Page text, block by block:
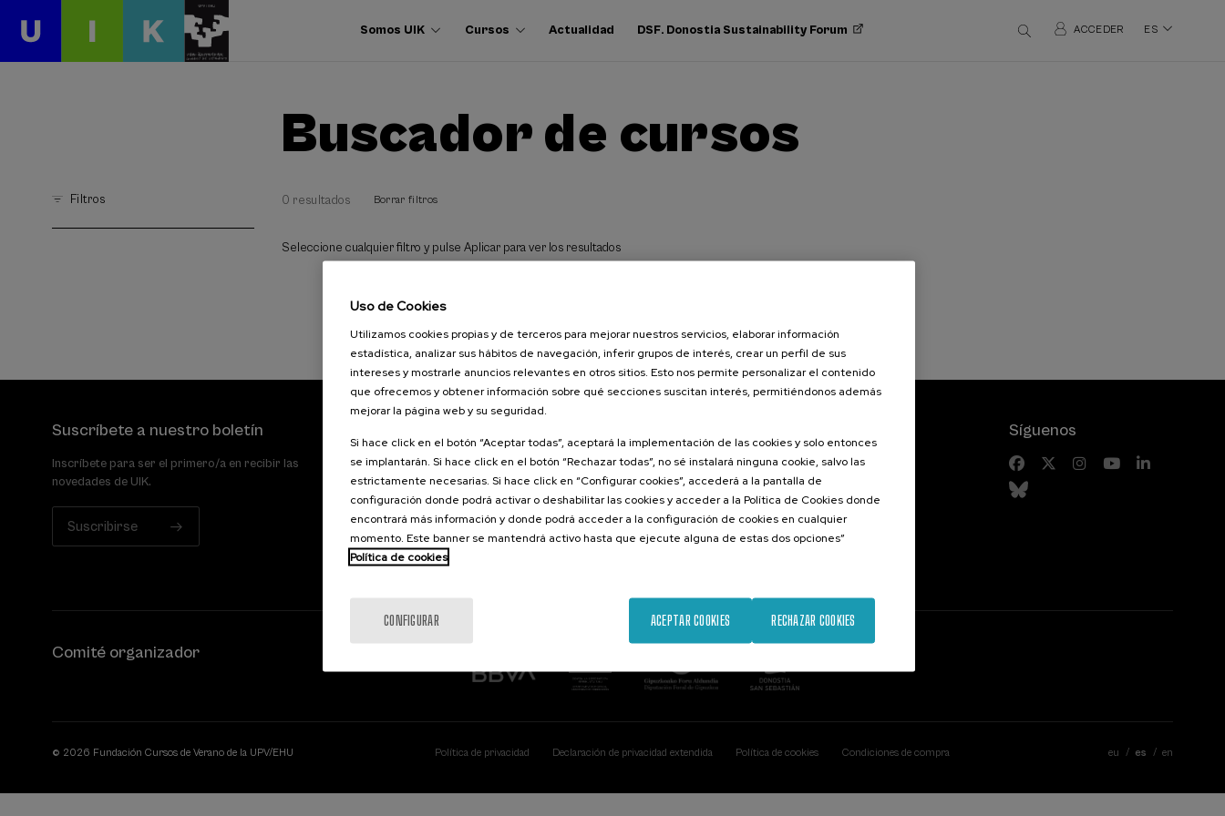
Somos UIK Cursos Actualidad DSF. Donostia Sustainability Forum ACCEDER ES
Buscador de cursos
Filtros 0 resultados Borrar filtros
Seleccione cualquier filtro y pulse Aplicar para ver los resultados
Suscríbete a nuestro boletín
Inscríbete para ser el primero/a en recibir las
novedades de UIK.
Suscribirse
Palacio Miramar
Paseo de Miraconcha, 48
20007 Donostia / San Sebastián
Gipuzkoa, Spain
Contacta con nosotros
Actividades anteriores
Síguenos
Comité organizador
© 2026 Fundación Cursos de Verano de la UPV/EHU Política de privacidad Declaración de privacidad extendida Política de cookies Condiciones de compra eu es en
Uso de Cookies
Utilizamos cookies propias y de terceros para mejorar nuestros servicios, elaborar información
estadística, analizar sus hábitos de navegación, inferir grupos de interés, crear un perfil de sus
intereses y mostrarle anuncios relevantes en otros sitios. Esto nos permite personalizar el contenido
que ofrecemos y obtener información sobre qué secciones suscitan interés, permitiéndonos además
mejorar la página web y su seguridad.
Si hace click en el botón “Aceptar todas”, aceptará la implementación de las cookies y solo entonces
se implantarán. Si hace click en el botón “Rechazar todas”, no sé instalará ninguna cookie, salvo las
estrictamente necesarias. Si hace click en “Configurar cookies”, accederá a la pantalla de
configuración donde podrá activar o deshabilitar las cookies y acceder a la Política de Cookies donde
encontrará más información y donde podrá acceder a la configuración de cookies en cualquier
momento. Este banner se mantendrá activo hasta que ejecute alguna de estas dos opciones”
Política de cookies
CONFIGURAR RECHAZAR COOKIES
ACEPTAR COOKIES